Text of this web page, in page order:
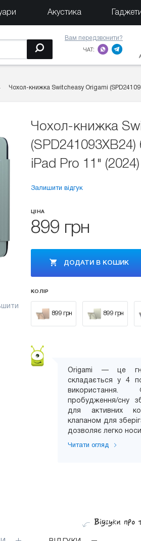
Акустика Гаджети
Вам передзвонити?
ЧАТ:
Чохол-книжка Switcheasy Origami
Чохол-книжка
iPad Pro 11" (2024)
Залишити відгук
ЦІНА
899 грн
ДОДАТИ В КОШИК
КОЛІР
899 грн 899 грн
Origami — це
складається у 4
використання.
пробудження/сну
для активних
клапаном для
дозволяє легко
Читати огляд